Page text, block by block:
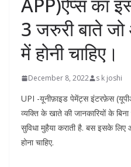
3 जरुरी बाते
में होनी चाहिए।
December 8, 2022 s k joshi
UPI -यूनीफ़ाइड पेमेंट्स इंटरफ़ेस
व्यक्ति के खाते की जानकारियों के
सुविधा मुहैया कराती है. बस इसके
होना चाहिए.